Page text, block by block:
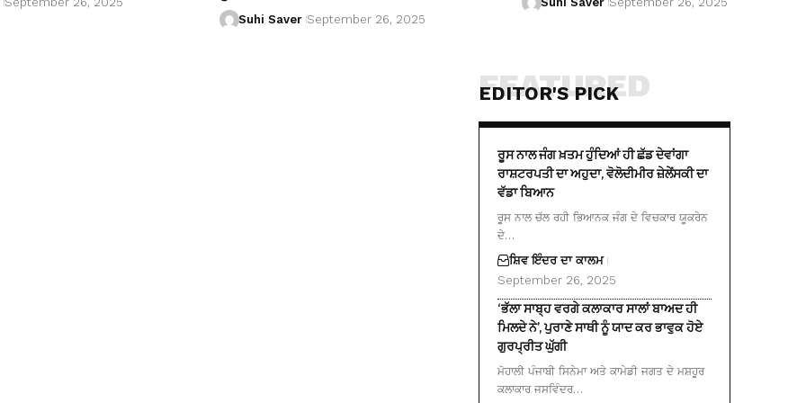
Suhi Saver September 26, 2025
EDITOR'S PICK
FEATURED
ਰੂਸ ਨਾਲ ਜੰਗ ਖ਼ਤਮ ਹੁੰਦਿਆਂ ਹੀ ਛੱਡ ਦੇਵਾਂਗਾ
ਰਾਸ਼ਟਰਪਤੀ ਦਾ ਅਹੁਦਾ, ਵੋਲੋਦੀਮੀਰ ਜ਼ੇਲੇਂਸਕੀ ਦਾ
ਵੱਡਾ ਬਿਆਨ
ਰੂਸ ਨਾਲ ਚੱਲ ਰਹੀ ਭਿਆਨਕ ਜੰਗ ਦੇ ਵਿਚਕਾਰ ਯੂਕਰੇਨ
ਦੇ…
ਸ਼ਿਵ ਇੰਦਰ ਦਾ ਕਾਲਮ
September 26, 2025
‘ਭੱਲਾ ਸਾਬ੍ਹ ਵਰਗੇ ਕਲਾਕਾਰ ਸਾਲਾਂ ਬਾਅਦ ਹੀ
ਮਿਲਦੇ ਨੇ’, ਪੁਰਾਣੇ ਸਾਥੀ ਨੂੰ ਯਾਦ ਕਰ ਭਾਵੁਕ ਹੋਏ
ਗੁਰਪ੍ਰੀਤ ਘੁੱਗੀ
ਮੋਹਾਲੀ ਪੰਜਾਬੀ ਸਿਨੇਮਾ ਅਤੇ ਕਾਮੇਡੀ ਜਗਤ ਦੇ ਮਸ਼ਹੂਰ
ਕਲਾਕਾਰ ਜਸਵਿੰਦਰ…